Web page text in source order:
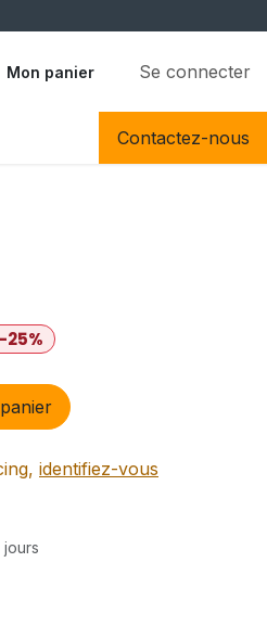
Mon panier Se connecter
Contactez-nous
-25%
identifiez-vous